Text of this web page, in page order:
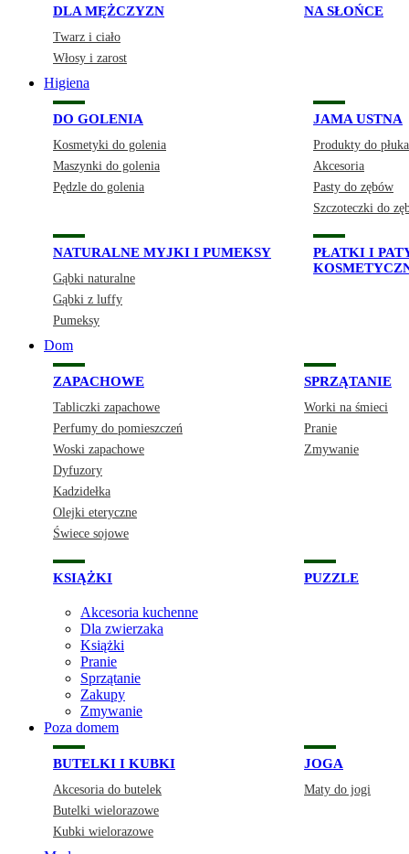
DLA MĘŻCZYZN
Twarz i ciało
Włosy i zarost
NA SŁOŃCE
Higiena
DO GOLENIA
Kosmetyki do golenia
Maszynki do golenia
Pędzle do golenia
JAMA USTNA
Produkty do
Akcesoria
Pasty do zębów
Szczoteczki do
NATURALNE MYJKI I PUMEKSY
Gąbki naturalne
Gąbki z luffy
Pumeksy
PŁATKI I
Dom
ZAPACHOWE
Tabliczki zapachowe
Perfumy do pomieszczeń
Woski zapachowe
Dyfuzory
Kadzidełka
Olejki eteryczne
Świece sojowe
SPRZĄTANIE
Worki na śmieci
Pranie
Zmywanie
KSIĄŻKI PUZZLE
Akcesoria kuchenne
Dla zwierzaka
Książki
Pranie
Sprzątanie
Zakupy
Zmywanie
Poza domem
BUTELKI I KUBKI
Akcesoria do butelek
Butelki wielorazowe
Kubki wielorazowe
JOGA
Maty do jogi